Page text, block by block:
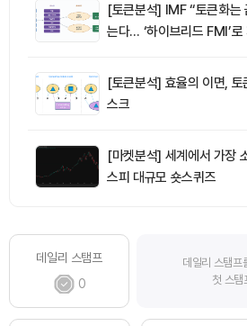
[토큰분석] IMF “토큰화는
는다… ‘하이브리드 FMI’로
[토큰분석] 효율의 이면, 토
스크
[마켓분석] 세계에서 가장
스피 대규모 숏스퀴즈
데일리 스탬프
0
데일리 스탬프
첫 스탬